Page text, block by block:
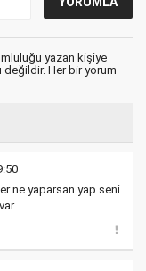
yazan kişiye
değildir. Her bir yorum
ne yaparsan yap seni